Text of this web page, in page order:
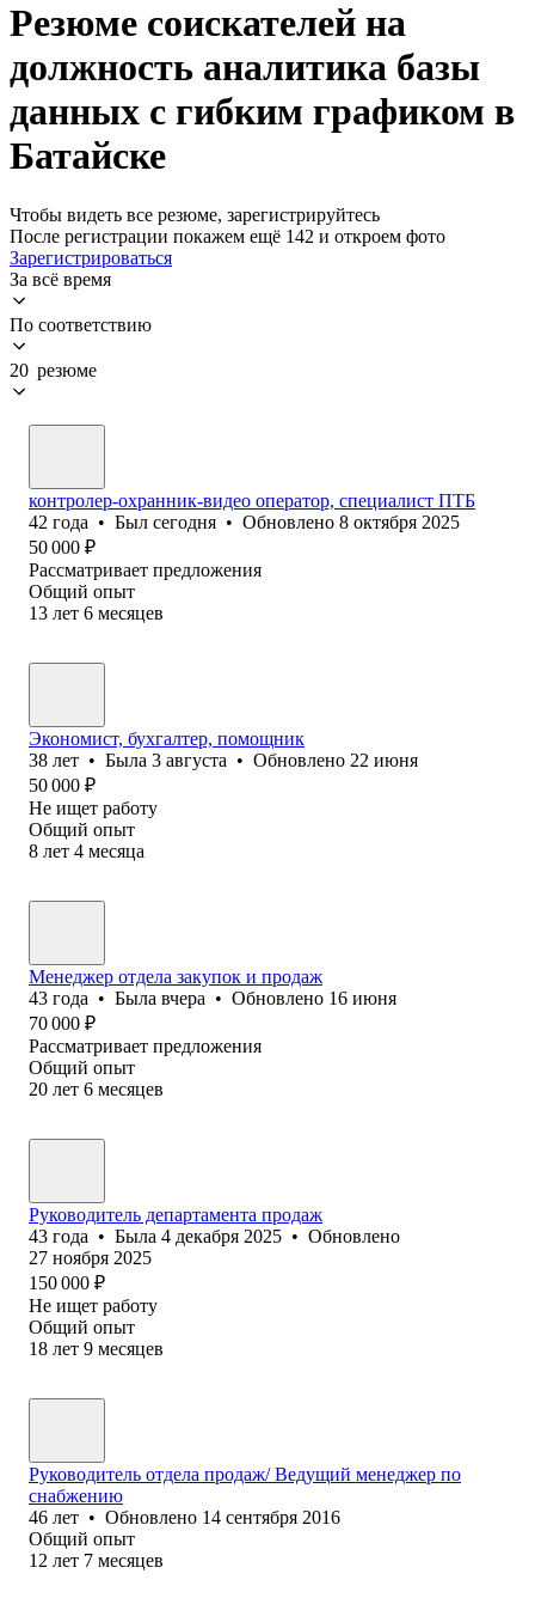
Резюме соискателей на
должность аналитика базы
данных с гибким графиком в
Батайске
Чтобы видеть все резюме, зарегистрируйтесь
После регистрации покажем ещё 142 и откроем фото
Зарегистрироваться
За всё время
По соответствию
20 резюме
контролер-охранник-видео оператор, специалист ПТБ
42 года • Был сегодня • Обновлено 8 октября 2025
50 000 ₽
Рассматривает предложения
Общий опыт
13 лет 6 месяцев
Экономист, бухгалтер, помощник
38 лет • Была 3 августа • Обновлено 22 июня
50 000 ₽
Не ищет работу
Общий опыт
8 лет 4 месяца
Менеджер отдела закупок и продаж
43 года • Была вчера • Обновлено 16 июня
70 000 ₽
Рассматривает предложения
Общий опыт
20 лет 6 месяцев
Руководитель департамента продаж
43 года • Была 4 декабря 2025 • Обновлено
27 ноября 2025
150 000 ₽
Не ищет работу
Общий опыт
18 лет 9 месяцев
Руководитель отдела продаж/ Ведущий менеджер по
снабжению
46 лет • Обновлено 14 сентября 2016
Общий опыт
12 лет 7 месяцев